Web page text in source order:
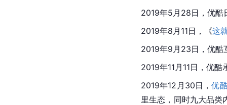
2019年5月28日，优酷
2019年8月11日，《这
2019年9月23日，优酷
2019年11月 11日，优酷
2019年12月30日，优
里生态，同时九大品类